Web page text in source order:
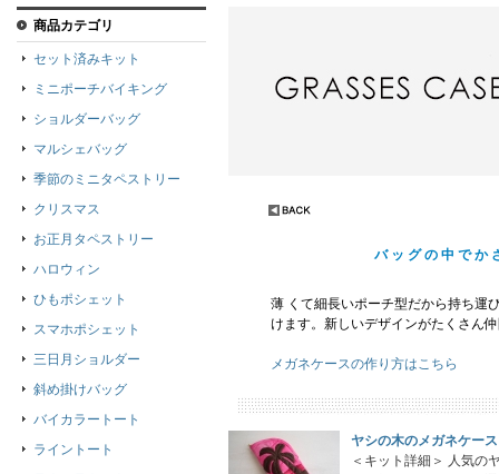
バッグの中でか
薄 くて細長いポーチ型だから持ち運
けます。新しいデザインがたくさん
メガネケースの作り方はこちら
ヤシの木のメガネケース
＜キット詳細＞ 人気の
商品カテゴリ
セット済みキット
ミニポーチバイキング
ショルダーバッグ
マルシェバッグ
季節のミニタペストリー
クリスマス
お正月タペストリー
ハロウィン
ひもポシェット
スマホポシェット
三日月ショルダー
斜め掛けバッグ
バイカラートート
ライントート